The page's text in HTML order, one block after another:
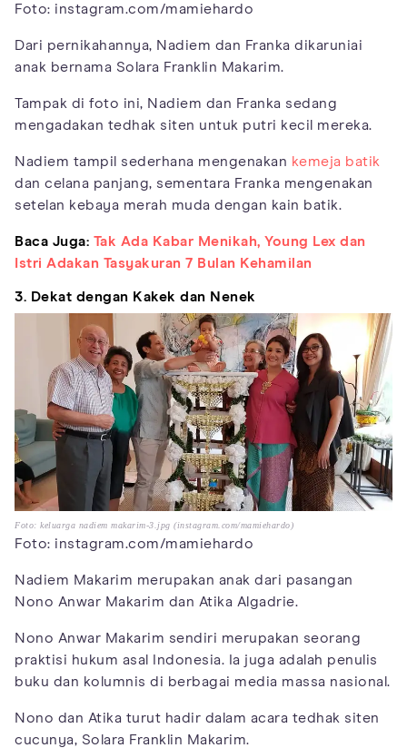
Foto: instagram.com/mamiehardo
Dari pernikahannya, Nadiem dan Franka dikaruniai
anak bernama Solara Franklin Makarim.
Tampak di foto ini, Nadiem dan Franka sedang
mengadakan tedhak siten untuk putri kecil mereka.
Nadiem tampil sederhana mengenakan kemeja batik
dan celana panjang, sementara Franka mengenakan
setelan kebaya merah muda dengan kain batik.
Baca Juga: Tak Ada Kabar Menikah, Young Lex dan
Istri Adakan Tasyakuran 7 Bulan Kehamilan
3. Dekat dengan Kakek dan Nenek
Foto: keluarga nadiem makarim-3.jpg (instagram.com/mamiehardo)
Foto: instagram.com/mamiehardo
Nadiem Makarim merupakan anak dari pasangan
Nono Anwar Makarim dan Atika Algadrie.
Nono Anwar Makarim sendiri merupakan seorang
praktisi hukum asal Indonesia. Ia juga adalah penulis
buku dan kolumnis di berbagai media massa nasional.
Nono dan Atika turut hadir dalam acara tedhak siten
cucunya, Solara Franklin Makarim.